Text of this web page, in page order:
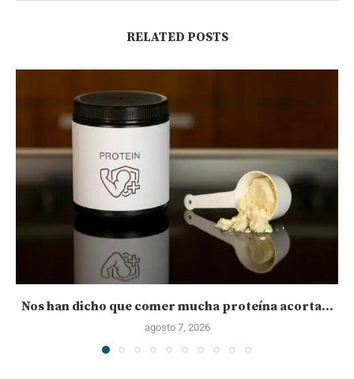
RELATED POSTS
Nos han dicho que comer mucha proteína acorta...
agosto 7, 2026